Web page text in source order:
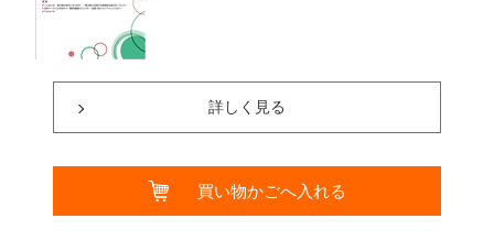
詳しく見る
買い物かごへ入れる